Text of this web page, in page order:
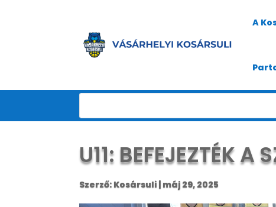
A
U11: BEFEJEZTÉK A
Szerző: Kosársuli | máj 29, 2025